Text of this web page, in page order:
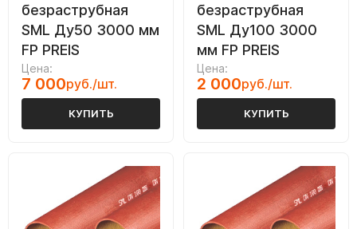
безраструбная
SML Ду50 3000 мм
FP PREIS
Цена:
7 000руб./шт.
КУПИТЬ
безраструбная
SML Ду100 3000
мм FP PREIS
Цена:
2 000руб./шт.
КУПИТЬ